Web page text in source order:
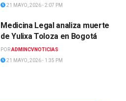
21 MAYO, 2026 - 2:07 PM
Medicina Legal analiza muerte
de Yulixa Toloza en Bogotá
PORADMINCVNOTICIAS
21 MAYO, 2026 - 1:35 PM